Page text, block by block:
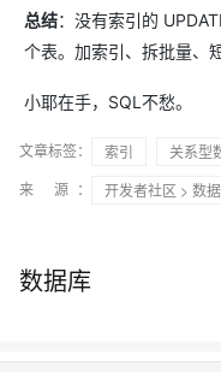
总结：没有索引的
个表。加索引、拆批量、
小耶在手，SQL不愁。
文章标签： 索引 关系型
来 源：
开发者社区 > 数
数据库